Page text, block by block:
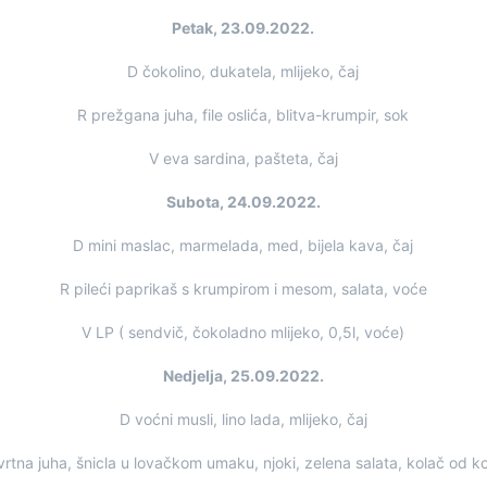
Petak, 23.09.2022.
D čokolino, dukatela, mlijeko, čaj
R prežgana juha, file oslića, blitva-krumpir, sok
V eva sardina, pašteta, čaj
Subota, 24.09.2022.
D mini maslac, marmelada, med, bijela kava, čaj
R pileći paprikaš s krumpirom i mesom, salata, voće
V LP ( sendvič, čokoladno mlijeko, 0,5l, voće)
Nedjelja, 25.09.2022.
D voćni musli, lino lada, mlijeko, čaj
juha, šnicla u lovačkom umaku, njoki, zelena salata, kolač od